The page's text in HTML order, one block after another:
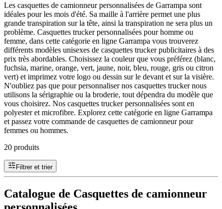
Les casquettes de camionneur personnalisées de Garrampa sont
idéales pour les mois d'été. Sa maille à l'arrière permet une plus
grande transpiration sur la tête, ainsi la transpiration ne sera plus un
problème. Casquettes trucker personnalisées pour homme ou
femme, dans cette catégorie en ligne Garrampa vous trouverez
différents modèles unisexes de casquettes trucker publicitaires à des
prix très abordables. Choisissez la couleur que vous préférez (blanc,
fuchsia, marine, orange, vert, jaune, noir, bleu, rouge, gris ou citron
vert) et imprimez votre logo ou dessin sur le devant et sur la visière.
N'oubliez pas que pour personnaliser nos casquettes trucker nous
utilisons la sérigraphie ou la broderie, tout dépendra du modèle que
vous choisirez. Nos casquettes trucker personnalisées sont en
polyester et microfibre. Explorez cette catégorie en ligne Garrampa
et passez votre commande de casquettes de camionneur pour
femmes ou hommes.
20 produits
Filtrer et trier
Catalogue de Casquettes de camionneur